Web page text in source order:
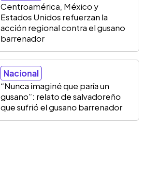
Centroamérica, México y
Estados Unidos refuerzan la
acción regional contra el gusano
barrenador
Nacional
“Nunca imaginé que paría un
gusano”: relato de salvadoreño
que sufrió el gusano barrenador